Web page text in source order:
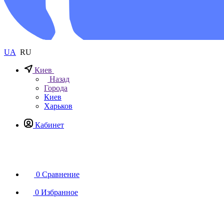
UA RU
Киев
Назад
Города
Киев
Харьков
Кабинет
0 Сравнение
0 Избранное